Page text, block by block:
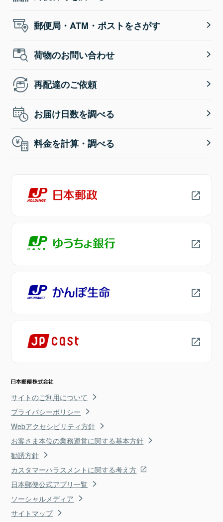
郵便局・ATM・ポストをさがす
荷物のお問い合わせ
再配達のご依頼
お届け日数を調べる
料金を計算・調べる
サイトのご利用について
プライバシーポリシー
Webアクセシビリティ方針
お客さま本位の業務運営に関する基本方針
勧誘方針
カスタマーハラスメントに関する考え方
日本郵便公式アプリ一覧
ソーシャルメディア
サイトマップ